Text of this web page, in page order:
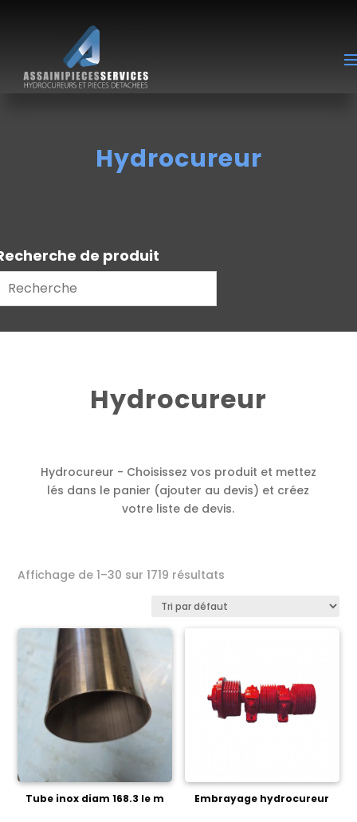
Hydrocureur
de produit
Hydrocureur
Hydrocureur - Choisissez vos produit et mettez
lés dans le panier (ajouter au devis) et créez
votre liste de devis.
Affichage de 1–30 sur 1719 résultats
Tube inox diam 168.3 le m Embrayage hydrocureur